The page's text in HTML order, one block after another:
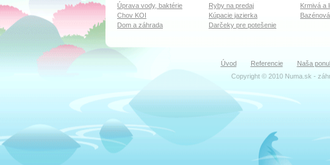
Úprava vody, baktérie
Ryby na predaj
Krmivá a
Chov KOI
Kúpacie jazierka
Dom a záhrada
Darčeky pre potešenie
Úvod Referencie Naša
Copyright © 2010 Numa.sk -